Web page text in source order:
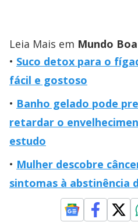
Leia Mais em Mundo
Suco detox para o
fácil e gostoso
Banho gelado pode
retardar o
estudo
Mulher descobre
sintomas à abstinência